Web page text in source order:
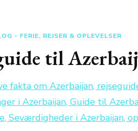
- FERIE, REJSER & OPLEVELSER
til